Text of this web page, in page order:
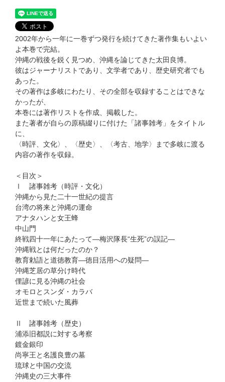
2002年から一年に一巻ずつ発行を続けてきた著作集もいよい
よ本巻で完結。
沖縄の戦後を鋭く見つめ、沖縄を論じてきた太田良博。
彼はジャーナリストであり、文学者であり、歴史研究者でも
あった。
その著作は多岐にわたり、その全部を収録することはできな
かったが、
本巻には著作リストを作成、掲載した。
また著者が自らの原稿綴りに付けた「諸事雑考」をタイトル
に、
〈時評、文化〉、〈歴史〉、〈考古、地学〉まで多岐に渡る
内容の著作を収録。
＜目次＞
Ⅰ 諸事雑考（時評・文化）
沖縄から見た二十一世紀の提言
台湾の将来と沖縄の運命
アナタハンと女王蜂
中山門
終戦四十一年にあたって―梅沢隊長“生死”の誤記―
沖縄戦とは何だったのか？
教育勅語と道徳教育―徳目活用への疑問―
沖縄芝居の草分け時代
俚諺に見る沖縄の社会
オモロとスンダ・カラバ
近世まで続いた風葬
Ⅱ 諸事雑考（歴史）
浦添旧都説に対する考察
鍍金銀印
尚寧王と名護良豊の墓
琉球と中国の交流
沖縄史の三大事件